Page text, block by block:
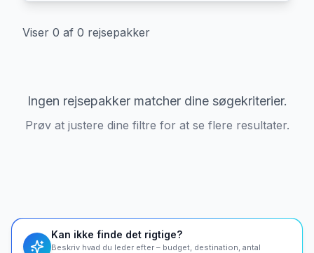
Viser 0 af 0 rejsepakker
Ingen rejsepakker matcher dine søgekriterier.
Prøv at justere dine filtre for at se flere resultater.
Kan ikke finde det rigtige?
Beskriv hvad du leder efter – budget, destination, antal